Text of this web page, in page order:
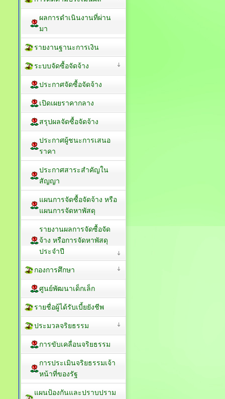
ผลการดำเนินงานที่ผ่าน
มา
รายงานฐานะการเงิน
ระบบจัดซื้อจัดจ้าง
ประกาศจัดซื้อจัดจ้าง
เปิดเผยราคากลาง
สรุปผลจัดซื้อจัดจ้าง
ประกาศผู้ชนะการเสนอ
ราคา
ประกาศสาระสำคัญใน
สัญญา
แผนการจัดซื้อจัดจ้าง หรือ
แผนการจัดหาพัสดุ
รายงานผลการจัดซื้อจัด
จ้าง หรือการจัดหาพัสดุ
ประจำปี
กองการศึกษา
ศูนย์พัฒนาเด็กเล็ก
รายชื่อผู้ได้รับเบี้ยยังชีพ
ประมวลจริยธรรม
การขับเคลื่อนจริยธรรม
การประเมินจริยธรรมเจ้า
หน้าที่ของรัฐ
แผนป้องกันและปราบปราม